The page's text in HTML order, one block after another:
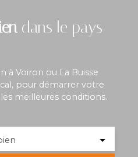
dans le pays
à Voiron ou La Buisse
pour démarrer votre
meilleures conditions.